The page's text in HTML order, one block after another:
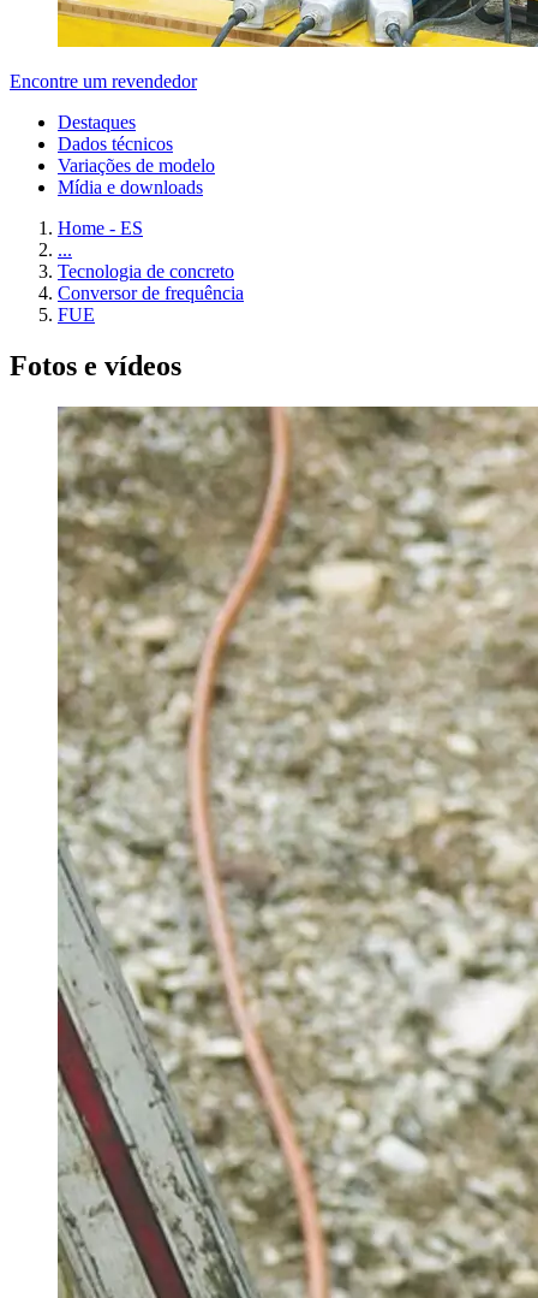
Encontre um revendedor
Destaques
Dados técnicos
Variações de modelo
Mídia e downloads
Home - ES
...
Tecnologia de concreto
Conversor de frequência
FUE
Fotos e vídeos